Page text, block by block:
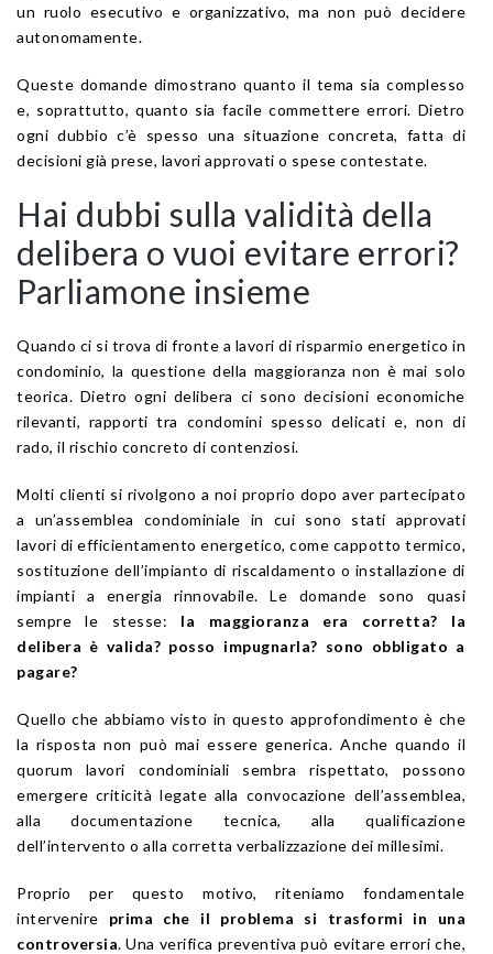
un ruolo esecutivo e organizzativo, ma non può decidere
autonomamente.
Queste domande dimostrano quanto il tema sia complesso
e, soprattutto, quanto sia facile commettere errori. Dietro
ogni dubbio c’è spesso una situazione concreta, fatta di
decisioni già prese, lavori approvati o spese contestate.
Hai dubbi sulla validità della
delibera o vuoi evitare errori?
Parliamone insieme
Quando ci si trova di fronte a lavori di risparmio energetico in
condominio, la questione della maggioranza non è mai solo
teorica. Dietro ogni delibera ci sono decisioni economiche
rilevanti, rapporti tra condomini spesso delicati e, non di
rado, il rischio concreto di contenziosi.
Molti clienti si rivolgono a noi proprio dopo aver partecipato
a un’assemblea condominiale in cui sono stati approvati
lavori di efficientamento energetico, come cappotto termico,
sostituzione dell’impianto di riscaldamento o installazione di
impianti a energia rinnovabile. Le domande sono quasi
sempre le stesse: la maggioranza era corretta? la
delibera è valida? posso impugnarla? sono obbligato a
pagare?
Quello che abbiamo visto in questo approfondimento è che
la risposta non può mai essere generica. Anche quando il
quorum lavori condominiali sembra rispettato, possono
emergere criticità legate alla convocazione dell’assemblea,
alla documentazione tecnica, alla qualificazione
dell’intervento o alla corretta verbalizzazione dei millesimi.
Proprio per questo motivo, riteniamo fondamentale
intervenire prima che il problema si trasformi in una
controversia. Una verifica preventiva può evitare errori che,